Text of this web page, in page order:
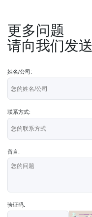
更多问题
请向我们发
姓名/公司:
联系方式:
留言:
验证码: